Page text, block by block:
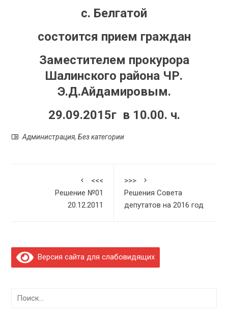
с. Белгатой
состоится прием граждан
Заместителем прокурора
Шалинского района ЧР.
Э.Д.Айдамировым.
29.09.2015г в 10.00. ч.
Администрация,Без категории
<<<
Решение №01
20.12.2011
>>>
Решения Совета
депутатов на 2016 год
Версия сайта для слабовидящих
Найти: